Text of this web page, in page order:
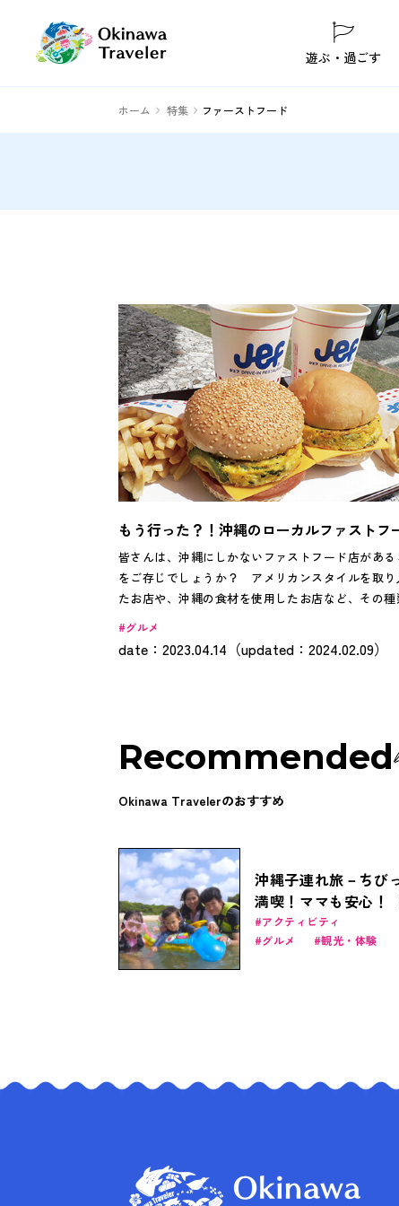
遊ぶ・過ごす
ホーム 特集 ファーストフード
もう行った？！沖縄のローカルファストフ
皆さんは、沖縄にしかないファストフード店がある
をご存じでしょうか？ アメリカンスタイルを取り
たお店や、沖縄の食材を使用したお店など、その種
さまざま。これらのお店では、ゴーヤーチャンプル
ソーキそばなどの一般的な沖縄料理とは違う、ロー
感満載の味や雰囲気を楽しむことができます。 そこで今
グルメ
date：2023.04.14（updated：2024.02.09）
Recommended
Okinawa Travelerのおすすめ
沖縄子連れ旅－ちび
満喫！ママも安心！
児向け2才～】
アクティビティ
グルメ
観光・体験